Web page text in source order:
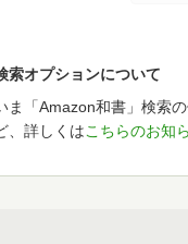
索オプションについて
ま「Amazon和書」検索
、詳しくはこちらのお知